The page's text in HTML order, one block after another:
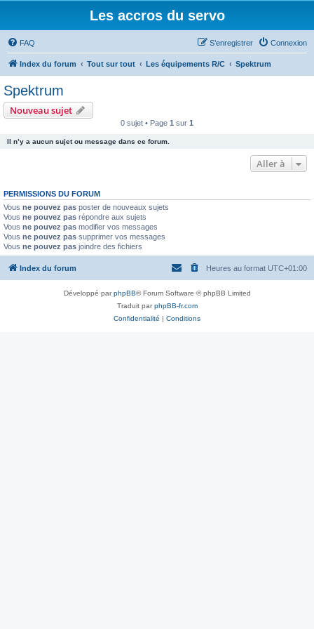
Les accros du servo
FAQ Connexion
S’enregistrer
Index du forum Tout sur tout Les équipements R/C Spektrum
Spektrum
Nouveau sujet
0 sujet • Page 1 sur 1
Il n’y a aucun sujet ou message dans ce forum.
Aller à
PERMISSIONS DU FORUM
Vous ne pouvez pas poster de nouveaux sujets
Vous ne pouvez pas répondre aux sujets
Vous ne pouvez pas modifier vos messages
Vous ne pouvez pas supprimer vos messages
Vous ne pouvez pas joindre des fichiers
Index du forum Heures au format UTC+01:00
Développé parphpBB® Forum Software © phpBB Limited
Traduit parphpBB-fr.com
Confidentialité | Conditions